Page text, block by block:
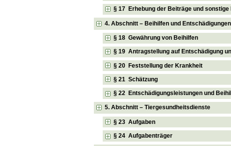
§ 17 Erhebung der Beiträge und sonstige
4. Abschnitt – Beihilfen und Entschädigungen
§ 18 Gewährung von Beihilfen
§ 19 Antragstellung auf Entschädigung
§ 20 Feststellung der Krankheit
§ 21 Schätzung
§ 22 Entschädigungsleistungen und
5. Abschnitt – Tiergesundheitsdienste
§ 23 Aufgaben
§ 24 Aufgabenträger